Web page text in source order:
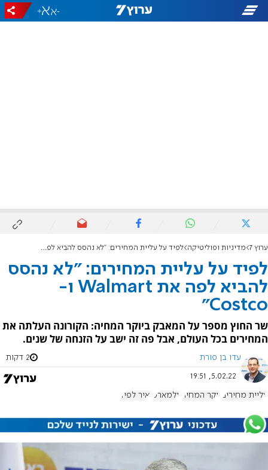
-
+
ערוץ 7 מדיניות ופוליטיקה לפיד על עליית המחירים: "לא נהסס להביא לפה את Walmart ו-Costco"
לפיד על עליית המחירים: "לא נהסס
להביא לפה את Walmart ו-
Costco"
שר החוץ מספר על המאבק ביוקר המחיה: הקורונה העלתה את
המחירים בכל העולם, אבל פה זה ישב על הזנחה של שנים.
עדו בן פורת 2 דקות
5.02.22, 19:51
עליית מחירים יוקר המחיה וולמארט יאיר לפיד